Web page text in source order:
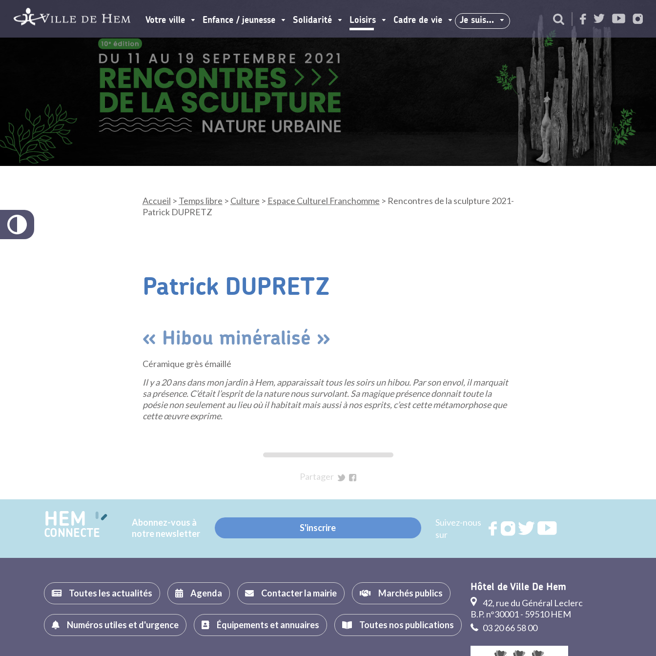
Votre ville Enfance / jeunesse Solidarité Loisirs Cadre de vie Je suis…
Accueil > Temps libre > Culture > Espace Culturel Franchomme > Rencontres de la sculpture 2021-
Patrick DUPRETZ
Patrick DUPRETZ
« Hibou minéralisé »
Céramique grès émaillé
Il y a 20 ans dans mon jardin à Hem, apparaissait tous les soirs un hibou. Par son envol, il marquait
sa présence. C’était l’esprit de la nature nous survolant. Sa magique présence donnait toute la
poésie non seulement au lieu où il habitait mais aussi à nos esprits, c’est cette métamorphose que
cette œuvre exprime.
Partager
Twitter
Facebook
HEM
CONNECTE
Abonnez-vous à
notre newsletter
S'inscrire
Suivez-nous
sur
RejoignezRejoignezRejoignez
Toutes les actualités Agenda Contacter la mairie Marchés publics
Numéros utiles et d'urgence Équipements et annuaires Toutes nos publications
Hôtel de Ville De Hem
42, rue du Général Leclerc
B.P. n°30001 - 59510 HEM
03 20 66 58 00